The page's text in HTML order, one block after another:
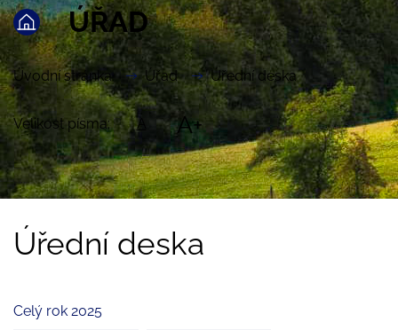
ÚŘAD
Úvodní stránka Úřad Úřední deska
Velikost písma: A A+
Úřední deska
Celý rok 2025